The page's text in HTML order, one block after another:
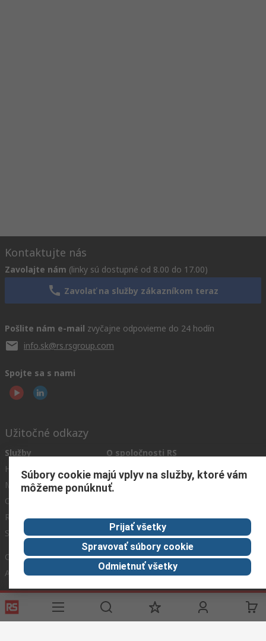
Kontaktujte nás
Zavolajte nám (linky sú dostupné od 8.00 do 17.00)
Zavolať na služby zákazníkom teraz
Pošlite nám e-mail zvyčajne odpovieme do 24 hodín
info.sk@rs.rsgroup.com
Spojte sa s nami
Užitočné odkazy
Služby
História objednávok
Možnosti platby
Objednávanie
Recyklácia
Spôsob dodania
O spoločnosti RS
Celosvetovo
ESG
Kontaktujte nás
Ocenenia
Corporate Group
About RS
RS získala spoločnosť Distrelec v roku 2023
Spolu sme silnejší
Súbory cookie majú vplyv na služby, ktoré vám
môžeme ponúknuť.
Prijať všetky
Spravovať súbory cookie
Odmietnuť všetky